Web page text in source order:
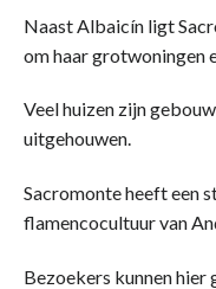
Naast Albaicín ligt
om haar grotwoningen
Veel huizen zijn
uitgehouwen.
Sacromonte heeft een
flamencocultuur van
Bezoekers kunnen hier